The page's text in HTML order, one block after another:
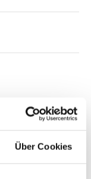
Über Cookies